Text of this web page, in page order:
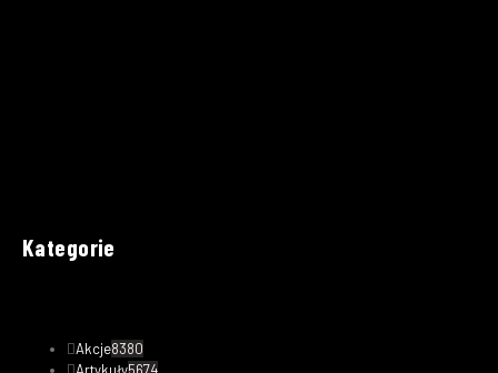
Kategorie
Akcje8380